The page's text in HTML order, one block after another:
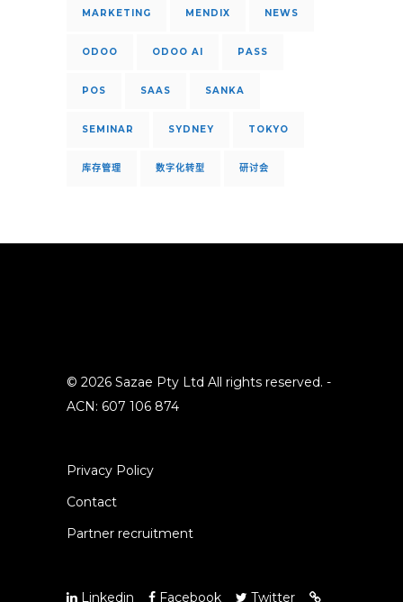
MARKETING MENDIX NEWS
ODOO ODOO AI PASS
POS SAAS SANKA
SEMINAR SYDNEY TOKYO
库存管理 数字化转型 研讨会
© 2026 Sazae Pty Ltd All rights reserved. -
ACN: 607 106 874
Privacy Policy
Contact
Partner recruitment
Linkedin Facebook Twitter